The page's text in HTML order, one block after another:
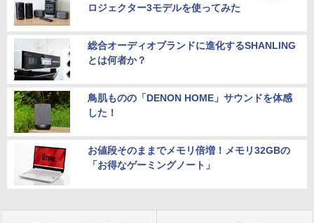
ロジェクター3モデルを使ってみた
総合オーディオブランドに進化するSHANLING
とは何者か？
鳥肌ものの「DENON HOME」サウンドを体感
した！
お値段そのままでメモリ倍増！メモリ32GBの
「お得なゲーミングノート」